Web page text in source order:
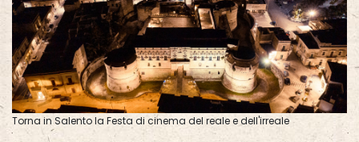
Torna in Salento la Festa di cinema del reale e dell'irreale